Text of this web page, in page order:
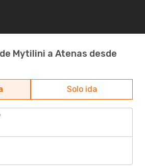
Mytilini a Atenas desde
Solo ida